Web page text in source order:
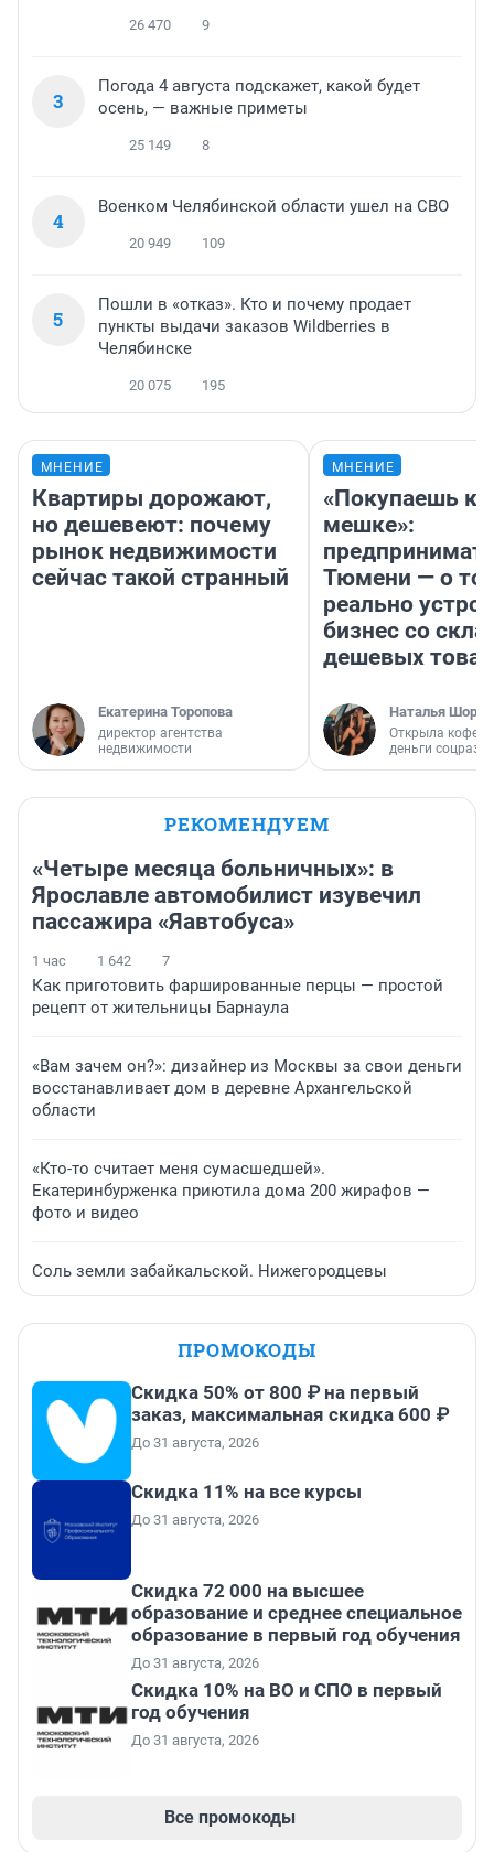
26 470 9
3
Погода 4 августа подскажет, какой будет
осень, — важные приметы
25 149 8
4
Военком Челябинской области ушел на СВО
20 949 109
5
Пошли в «отказ». Кто и почему продает
пункты выдачи заказов Wildberries в
Челябинске
20 075 195
МНЕНИЕ
Квартиры дорожают,
но дешевеют: почему
рынок недвижимости
сейчас такой странный
Екатерина Торопова
директор агентства
недвижимости
МНЕНИЕ
«Покупаешь
мешке»:
Тюмени — о
реально
бизнес со
дешевых
Наталья
Открыла
деньги
РЕКОМЕНДУЕМ
«Четыре месяца больничных»: в
Ярославле автомобилист изувечил
пассажира «Яавтобуса»
1 час 1 642 7
Как приготовить фаршированные перцы — простой
рецепт от жительницы Барнаула
«Вам зачем он?»: дизайнер из Москвы за свои деньги
восстанавливает дом в деревне Архангельской
области
«Кто-то считает меня сумасшедшей».
Екатеринбурженка приютила дома 200 жирафов —
фото и видео
Соль земли забайкальской. Нижегородцевы
ПРОМОКОДЫ
Скидка 50% от 800 ₽ на первый
заказ, максимальная скидка 600 ₽
До 31 августа, 2026
Скидка 11% на все курсы
До 31 августа, 2026
Скидка 72 000 на высшее
образование и среднее специальное
образование в первый год обучения
До 31 августа, 2026
Скидка 10% на ВО и СПО в первый
год обучения
До 31 августа, 2026
Все промокоды